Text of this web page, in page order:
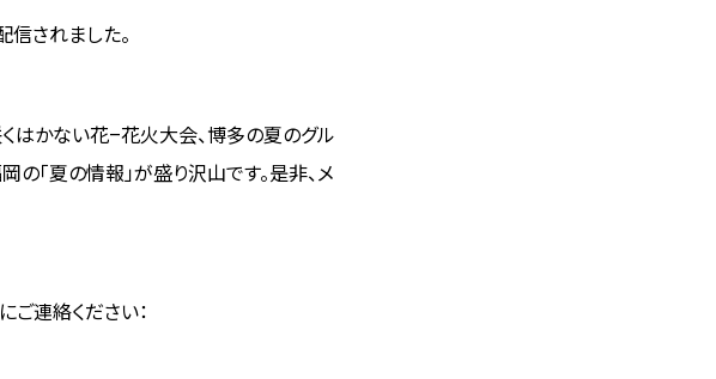
されました。
はかない花–花火大会、博多の夏のグル
岡の「夏の情報」が盛り沢山です。是非、メ
ご連絡ください：